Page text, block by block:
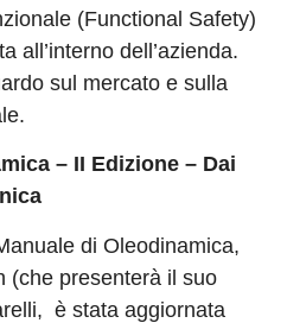
(Functional Safety)
all’interno dell’azienda.
sul mercato e sulla
– II Edizione – Dai
di Oleodinamica,
(che presenterà il suo
è stata aggiornata